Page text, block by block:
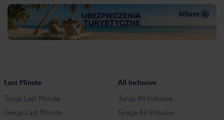
Last Minute
Turcja Last Minute
Grecja Last Minute
All Inclusive
Turcja All Inclusive
Grecja All Inclusive